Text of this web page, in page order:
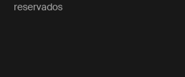
reservados